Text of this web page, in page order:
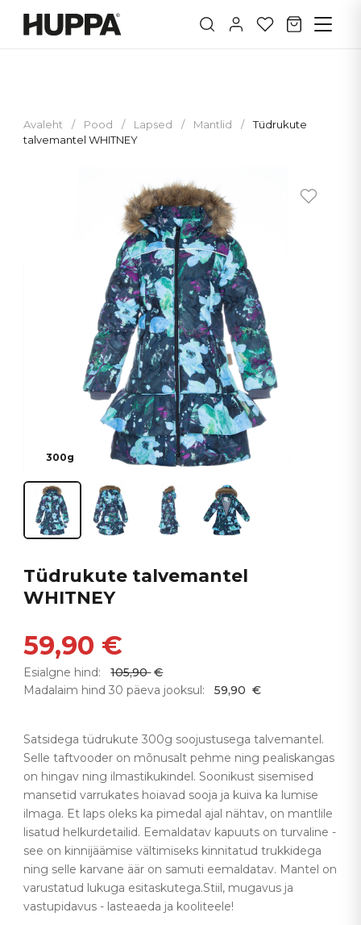
Avaleht / Pood / Lapsed / Mantlid /
Tüdrukute
talvemantel WHITNEY
300g
Tüdrukute talvemantel
WHITNEY
59,90 €
Esialgne hind: 105,90 €
Madalaim hind 30 päeva jooksul:
59,90 €
Satsidega tüdrukute 300g soojustusega talvemantel.
Selle taftvooder on mõnusalt pehme ning pealiskangas
on hingav ning ilmastikukindel. Soonikust sisemised
mansetid varrukates hoiavad sooja ja kuiva ka lumise
ilmaga. Et laps oleks ka pimedal ajal nähtav, on mantlile
lisatud helkurdetailid. Eemaldatav kapuuts on turvaline -
see on kinnijäämise vältimiseks kinnitatud trukkidega
ning selle karvane äär on samuti eemaldatav. Mantel on
varustatud lukuga esitaskutega.Stiil, mugavus ja
vastupidavus - lasteaeda ja kooliteele!